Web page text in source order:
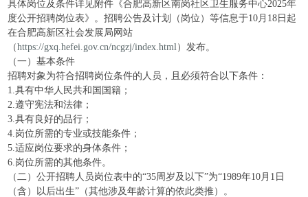
具体岗位及条件详见附件《合肥高新区南岗社区卫生服务中心2025年
度公开招聘岗位表》。招聘公告及计划（岗位）等信息于10月18日起
在合肥高新区社会发展局网站
（https://gxq.hefei.gov.cn/ncgzj/index.html）发布。
（一）基本条件
招聘对象为符合招聘岗位条件的人员，且必须符合以下条件：
1.具有中华人民共和国国籍；
2.遵守宪法和法律；
3.具有良好的品行；
4.岗位所需的专业或技能条件；
5.适应岗位要求的身体条件；
6.岗位所需的其他条件。
（二）公开招聘人员岗位表中的“35周岁及以下”为“1989年10月1日
（含）以后出生”（其他涉及年龄计算的依此类推）。